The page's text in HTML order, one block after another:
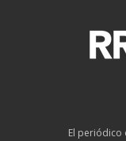
El periódico